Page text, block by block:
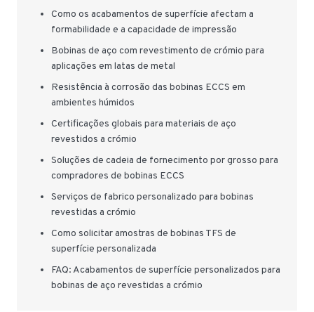
Como os acabamentos de superfície afectam a
formabilidade e a capacidade de impressão
Bobinas de aço com revestimento de crómio para
aplicações em latas de metal
Resistência à corrosão das bobinas ECCS em
ambientes húmidos
Certificações globais para materiais de aço
revestidos a crómio
Soluções de cadeia de fornecimento por grosso para
compradores de bobinas ECCS
Serviços de fabrico personalizado para bobinas
revestidas a crómio
Como solicitar amostras de bobinas TFS de
superfície personalizada
FAQ: Acabamentos de superfície personalizados para
bobinas de aço revestidas a crómio